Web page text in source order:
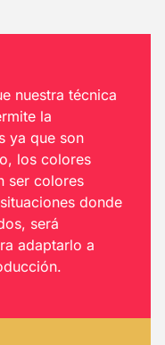
nuestra técnica
la
ya que son
los colores
ser colores
donde
será
adaptarlo a